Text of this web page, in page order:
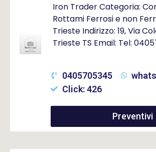
Iron Trader Categoria:
Rottami Ferrosi e non
Trieste Indirizzo: 19, Via
Trieste TS Email: Tel:
0405705345
Click: 426
Preventivi